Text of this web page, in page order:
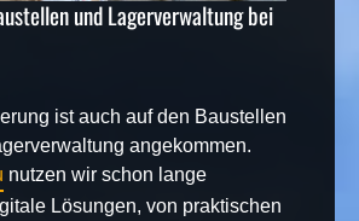
und Lagerverwaltung bei
ist auch auf den Baustellen
angekommen.
nutzen wir schon lange
Lösungen, von praktischen